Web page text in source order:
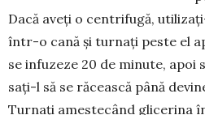
Dacă aveți o centrifugă,
într-o cană și turnați peste el
se infuzeze 20 de mi­nute,
sați-l să se răcească până
Turnați ames­tecând gli­ce­rina